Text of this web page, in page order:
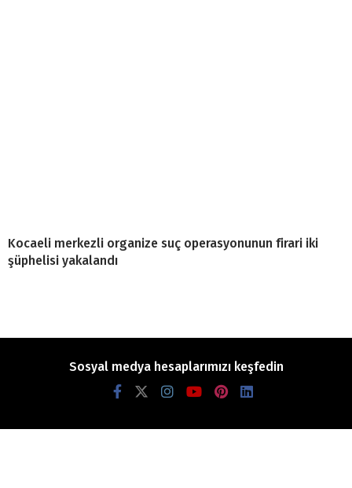
Kocaeli merkezli organize suç operasyonunun firari iki
şüphelisi yakalandı
Sosyal medya hesaplarımızı keşfedin